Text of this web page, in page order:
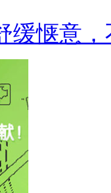
缓惬意